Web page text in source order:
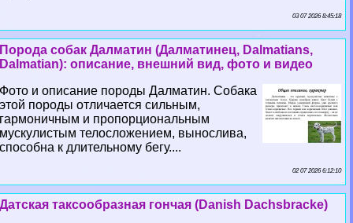
03 07 2026 8:45:18
Порода собак Далматин (Далматинец, Dalmatians,
Dalmatian): описание, внешний вид, фото и видео
Фото и описание породы Далматин. Собака
этой породы отличается сильным,
гармоничным и пропорциональным
мускулистым телосложением, вынослива,
способна к длительному бегу....
02 07 2026 6:12:10
Датская таксообразная гончая (Danish Dachsbracke)